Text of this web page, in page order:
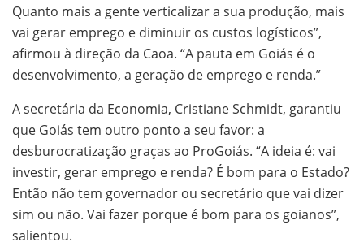
Quanto mais a gente verticalizar a sua produção, mais
vai gerar emprego e diminuir os custos logísticos”,
afirmou à direção da Caoa. “A pauta em Goiás é o
desenvolvimento, a geração de emprego e renda.”
A secretária da Economia, Cristiane Schmidt, garantiu
que Goiás tem outro ponto a seu favor: a
desburocratização graças ao ProGoiás. “A ideia é: vai
investir, gerar emprego e renda? É bom para o Estado?
Então não tem governador ou secretário que vai dizer
sim ou não. Vai fazer porque é bom para os goianos”,
salientou.